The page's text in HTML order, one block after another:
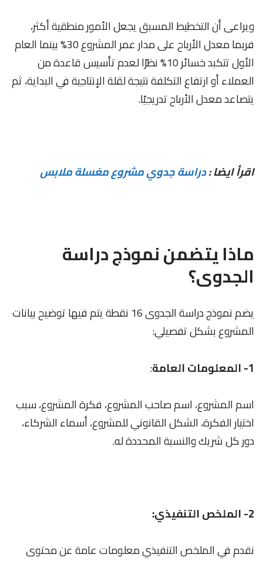
ويراعى أن التخطيط المسبق يجعل الأمور منطقية أكثر،
فربما معدل الأرباح على مدار عمر المشروع 30% بينما العام
الأول تتكبد خسائر 10% نظرًا لعدم تأسيس قاعدة من
العملاء أو ارتفاع التكلفة نتيجة لقلة الإنتاجية في البداية، ثم
يتصاعد معدل الأرباح تدريجيًا.
اقرأ ايضا :دراسة جدوي مشروع مغسلة ملابس
ماذا يتضمن نموذجدراسة
الجدوى؟
يضم نموذج دراسة الجدوى 16 نقطة يتم فيها توضيح بيانات
المشروع بشكل تفصيلي:
1- المعلومات العامة
:
اسم المشروع، اسم صاحب المشروع، فكرة المشروع، سبب
اختيار الفكرة، الشكل القانوني للمشروع، أسماء الشركاء،
دور كل شريك والنسبة المحددة له.
2- الملخص التنفيذي:
نقدم في الملخص التنفيذي معلومات عامة عن محتوى